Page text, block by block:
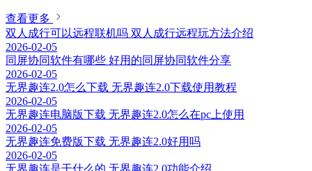
查看更多
双人成行可以远程联机吗 双人成行远程玩方法介绍
2026-02-05
同屏协同软件有哪些 好用的同屏协同软件分享
2026-02-05
无界趣连2.0怎么下载 无界趣连2.0下载使用教程
2026-02-05
无界趣连电脑版下载 无界趣连2.0怎么在pc上使用
2026-02-05
无界趣连免费版下载 无界趣连2.0好用吗
2026-02-05